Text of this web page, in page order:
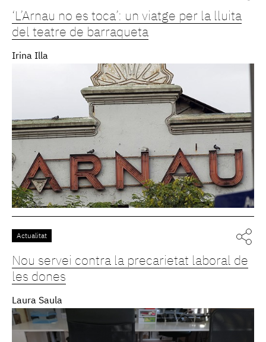
‘L’Arnau no es toca’: un viatge per la lluita
del teatre de barraqueta
Irina Illa
Actualitat
Nou servei contra la precarietat laboral de
les dones
Laura Saula